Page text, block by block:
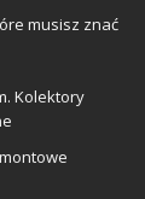
musisz znać
Kolektory